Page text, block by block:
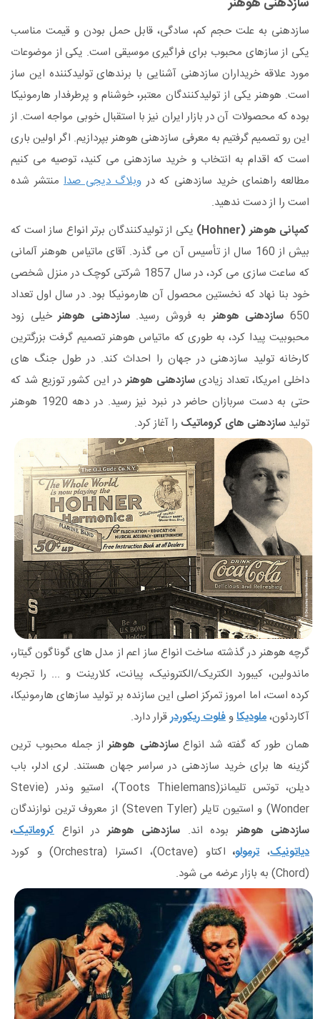
سازدهنی به علت حجم کم، سادگی، قابل حمل بودن و قیمت مناسب
یکی از سازهای محبوب برای فراگیری موسیقی است. یکی از موضوعات
مورد علاقه خریداران سازدهنی آشنایی با برندهای تولیدکننده این ساز
است. هوهنر یکی از تولیدکنندگان معتبر، خوشنام و پرطرفدار هارمونیکا
بوده که محصولات آن در بازار ایران نیز با استقبال خوبی مواجه است. از
این رو تصمیم گرفتیم به معرفی سازدهنی هوهنر بپردازیم. اگر اولین باری
است که اقدام به انتخاب و خرید سازدهنی می کنید، توصیه می کنیم
مطالعه راهنمای خرید سازدهنی که در وبلاگ دیجی صدا منتشر شده
است را از دست ندهید.
کمپانی هوهنر (Hohner
) یکی از تولیدکنندگان برتر انواع ساز است که
بیش از 160 سال از تأسیس آن می گذرد. آقای ماتیاس هوهنر آلمانی
که ساعت سازی می کرد، در سال 1857 شرکتی کوچک در منزل شخصی
خود بنا نهاد که نخستین محصول آن هارمونیکا بود. در سال اول تعداد
650 سازدهنی هوهنربه فروش رسید.سازدهنی هوهنرخیلی زود
محبوبیت پیدا کرد، به طوری که ماتیاس هوهنر تصمیم گرفت بزرگترین
کارخانه تولید سازدهنی در جهان را احداث کند. در طول جنگ های
داخلی امریکا، تعداد زیادیسازدهنی هوهنردر این کشور توزیع شد که
حتی به دست سربازان حاضر در نبرد نیز رسید. در دهه 1920 هوهنر
تولید سازدهنی های کروماتیک را آغاز کرد.
گرچه هوهنر در گذشته ساخت انواع ساز اعم از مدل های گوناگون گیتار،
ماندولین، کیبورد الکتریک/الکترونیک، پیانت، کلارینت و ... را تجربه
کرده است، اما امروز تمرکز اصلی این سازنده بر تولید سازهای هارمونیکا،
آکاردئون،ملودیکاوفلوت ریکوردرقرار دارد.
همان طور که گفته شد انواعسازدهنی هوهنراز جمله محبوب ترین
گزینه ها برای خرید سازدهنی در سراسر جهان هستند. لری ادلر، باب
دیلن، توتس تلیمانز(Toots Thielemans)، استیو وندر (Stevie
Wonder) و استیون تایلر (Steven Tyler) از معروف ترین نوازندگان
سازدهنی هوهنربوده اند. سازدهنی هوهنردر انواع کروماتیک،
دیاتونیک،ترمولو،
اکتاو (Octave)، اکسترا (Orchestra) و کورد
(Chord) به بازار عرضه می شود.